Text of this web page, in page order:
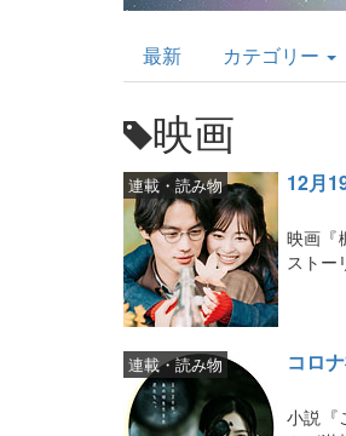
AstroArts
Topics
最新 カテゴリー
映画
12月
連載・読み物
映画『
ストー
コロ
連載・読み物
小説『